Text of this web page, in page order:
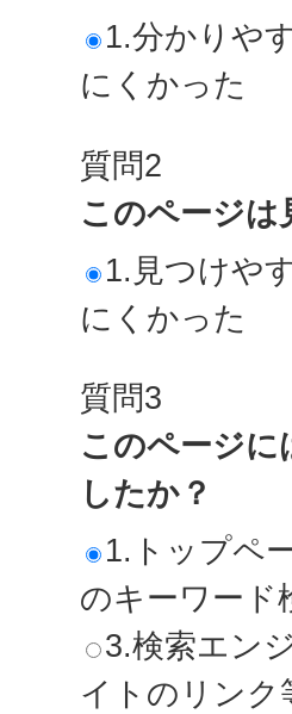
1.分かりや
にくかった
質問2
このページ
1.見つけや
にくかった
質問3
このページ
したか？
1.トップペ
のキーワード
3.検索エン
イトのリンク